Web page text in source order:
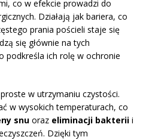
co w efekcie prowadzi do
Działają jak bariera, co
prania pościeli staje się
się głównie na tych
podkreśla ich rolę w ochronie
w utrzymaniu czystości.
w wysokich temperaturach, co
snu oraz eliminacji bakterii i
Dzięki tym